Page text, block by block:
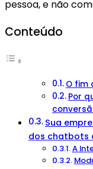
pessoa, e não
Conteúdo
O fim
Por
Sua
dos chatbots
A